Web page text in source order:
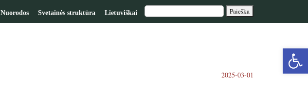
Nuorodos Svetainės struktūra Lietuviškai
2025-03-01